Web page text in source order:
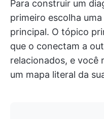
Para construir um
primeiro escolha
principal. O tópico
que o conectam a
relacionados, e você
um mapa literal da